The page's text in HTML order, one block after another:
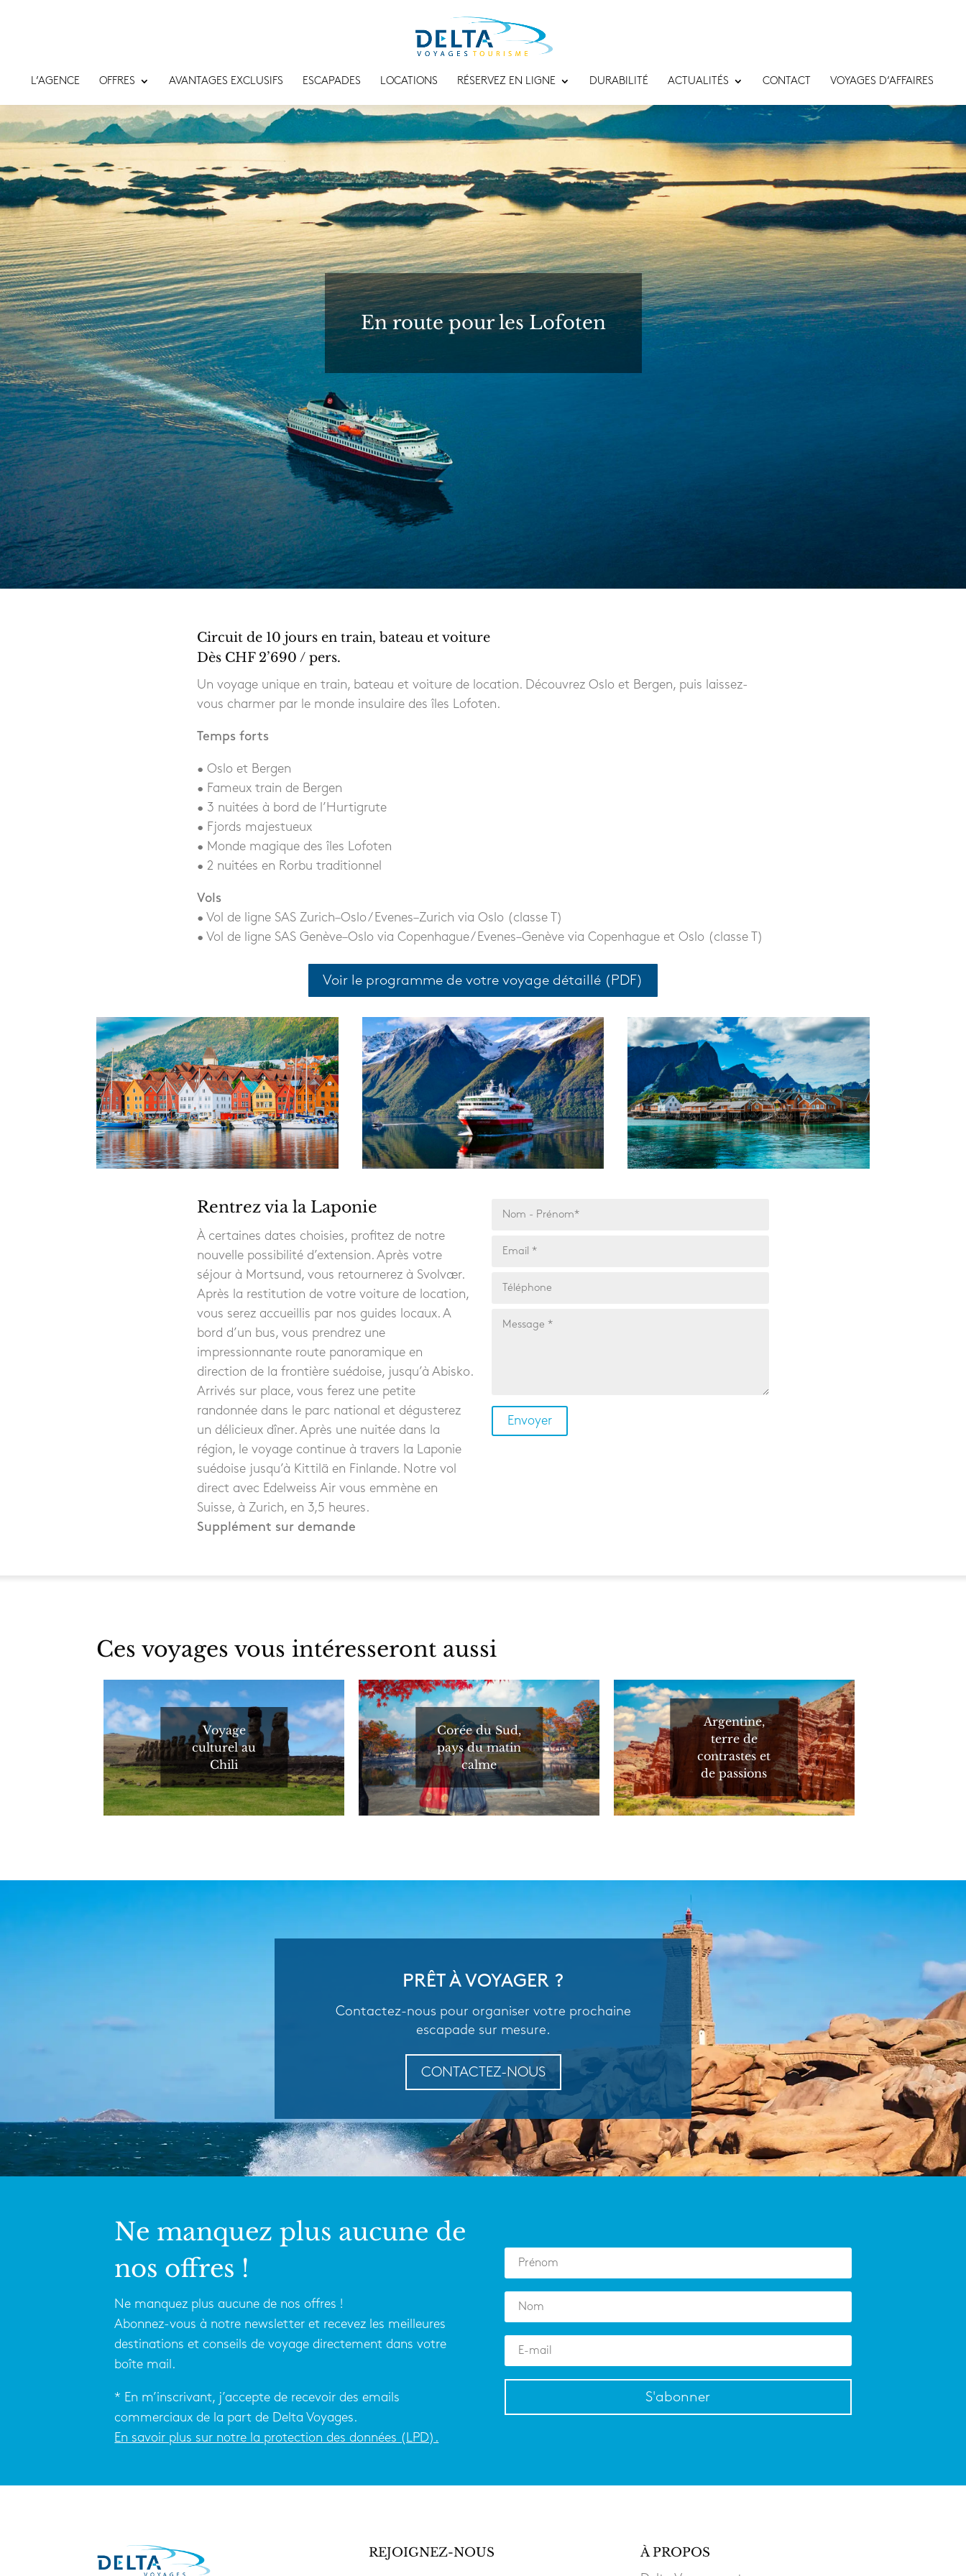
L’AGENCE OFFRES AVANTAGES EXCLUSIFS ESCAPADES LOCATIONS RÉSERVEZ EN LIGNE DURABILITÉ ACTUALITÉS CONTACT VOYAGES D’AFFAIRES
En route pour les Lofoten
Circuit de 10 jours en train, bateau et voiture
Dès CHF 2’690 / pers.
Un voyage unique en train, bateau et voiture de location. Découvrez Oslo et Bergen, puis laissez-
vous charmer par le monde insulaire des îles Lofoten.
Temps forts
• Oslo et Bergen
• Fameux train de Bergen
• 3 nuitées à bord de l’Hurtigrute
• Fjords majestueux
• Monde magique des îles Lofoten
• 2 nuitées en Rorbu traditionnel
Vols
• Vol de ligne SAS Zurich–Oslo / Evenes–Zurich via Oslo (classe T)
• Vol de ligne SAS Genève–Oslo via Copenhague / Evenes–Genève via Copenhague et Oslo (classe T)
Voir le programme de votre voyage détaillé (PDF)
Rentrez via la Laponie
À certaines dates choisies, profitez de notre
nouvelle possibilité d’extension. Après votre
séjour à Mortsund, vous retournerez à Svolvær.
Après la restitution de votre voiture de location,
vous serez accueillis par nos guides locaux. A
bord d’un bus, vous prendrez une
impressionnante route panoramique en
direction de la frontière suédoise, jusqu’à Abisko.
Arrivés sur place, vous ferez une petite
randonnée dans le parc national et dégusterez
un délicieux dîner. Après une nuitée dans la
région, le voyage continue à travers la Laponie
suédoise jusqu’à Kittilä en Finlande. Notre vol
direct avec Edelweiss Air vous emmène en
Suisse, à Zurich, en 3,5 heures.
Supplément sur demande
Ces voyages vous intéresseront aussi
Voyage
culturel au
Chili
Corée du Sud,
pays du matin
calme
Argentine,
terre de
contrastes et
de passions
PRÊT À VOYAGER ?
Contactez-nous pour organiser votre prochaine
escapade sur mesure.
CONTACTEZ-NOUS
Ne manquez plus aucune de
nos offres !
Ne manquez plus aucune de nos offres !
Abonnez-vous à notre newsletter et recevez les meilleures
destinations et conseils de voyage directement dans votre
boîte mail.
* En m’inscrivant, j’accepte de recevoir des emails
commerciaux de la part de Delta Voyages.
En savoir plus sur notre la protection des données (LPD).
S'abonner
REJOIGNEZ-NOUS À PROPOS